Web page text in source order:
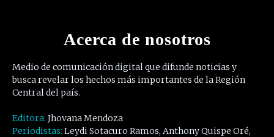
Acerca de nosotros
Medio de comunicación digital que difunde noticias y
busca revelar los hechos más importantes de la Región
Central del país.
Editora: Jhovana Mendoza
Periodistas: Leydi Sotacuro Ramos, Anthony Quispe Oré,